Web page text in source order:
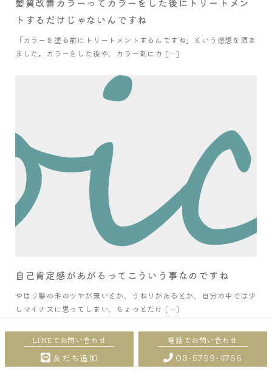
トするだけじゃないんですね
「カラーを塗る前にトリートメントするんですね」という感想を頂き
ました。カラーをした後や、カラー剤にカ […]
自己肯定感があがるってこういう事なのですね
やはり髪の毛のツヤが無いとか、うねりがあるとか、自分の中では少
しマイナスに思ってしまい、ちょっとだけ […]
2026年1月友だち追加 03-5799-4766